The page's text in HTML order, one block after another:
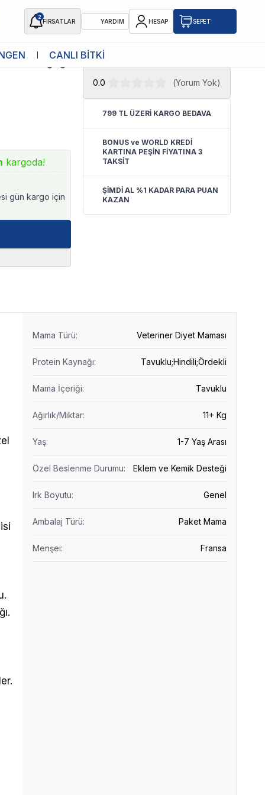
2
FIRSATLAR YARDIM HESAP SEPET
CANLI BİTKİ
Sağlığı
kargoda!
gün kargo için
★ Atakan Petshop,
yetkili satıcısıdır.
0.0 (Yorum Yok)
799 TL ÜZERİ KARGO BEDAVA
BONUS ve WORLD KREDİ
KARTINA PEŞİN FİYATINA 3
TAKSİT
ŞİMDİ AL %1 KADAR PARA PUAN
KAZAN
Mama Türü: Veteriner Diyet Maması
Protein Kaynağı: Tavuklu;Hindili;Ördekli
Mama İçeriği: Tavuklu
Ağırlık/Miktar: 11+ Kg
Yaş: 1-7 Yaş Arası
Özel Beslenme Durumu: Eklem ve Kemik Desteği
Irk Boyutu: Genel
Ambalaj Türü: Paket Mama
Menşei: Fransa